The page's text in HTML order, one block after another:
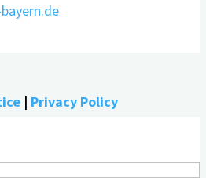
| Privacy Policy